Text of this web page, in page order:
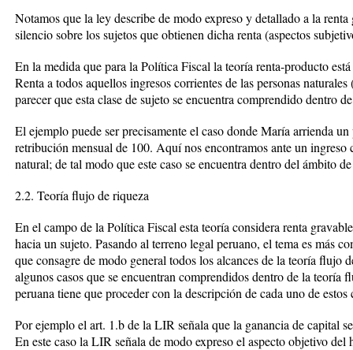
Notamos que la ley describe de modo expreso y detallado a la
silencio sobre los sujetos que obtienen dicha renta (aspectos
En la medida que para la Política Fiscal la teoría renta-producto
Renta a todos aquellos ingresos corrientes de las personas
parecer que esta clase de sujeto se encuentra comprendido dentro
El ejemplo puede ser precisamente el caso donde María arrienda
retribución mensual de 100. Aquí nos encontramos ante un ingreso
natural; de tal modo que este caso se encuentra dentro del ámbito
2.2. Teoría flujo de riqueza
En el campo de la Política Fiscal esta teoría considera renta
hacia un sujeto. Pasando al terreno legal peruano, el tema es más
que consagre de modo general todos los alcances de la teoría flujo
algunos casos que se encuentran comprendidos dentro de la teoría
peruana tiene que proceder con la descripción de cada uno de estos
Por ejemplo el art. 1.b de la LIR señala que la ganancia de capital
En este caso la LIR señala de modo expreso el aspecto objetivo